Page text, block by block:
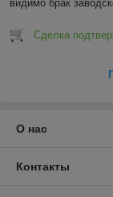
видимо брак
Сделка
О нас
Контакты